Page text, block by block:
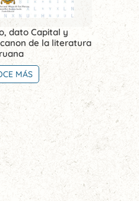
dato Capital y
de la literatura
MÁS